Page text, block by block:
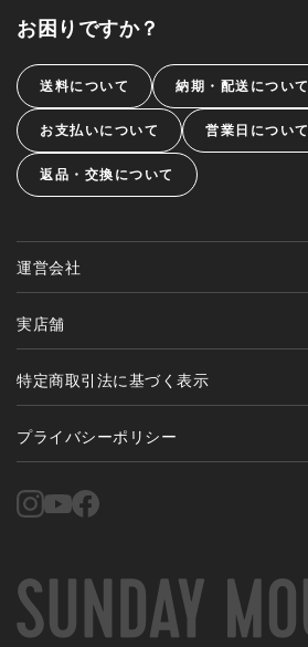
お困りですか？
送料について 納期・配送について
お支払いについて 営業日について
返品・交換について
運営会社
実店舗
特定商取引法に基づく表示
プライバシーポリシー